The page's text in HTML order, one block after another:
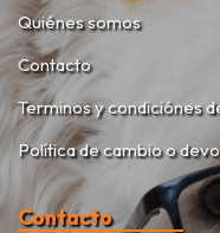
Quiénes somos
Contacto
Terminos y condiciónes
Política de cambio o
Contacto